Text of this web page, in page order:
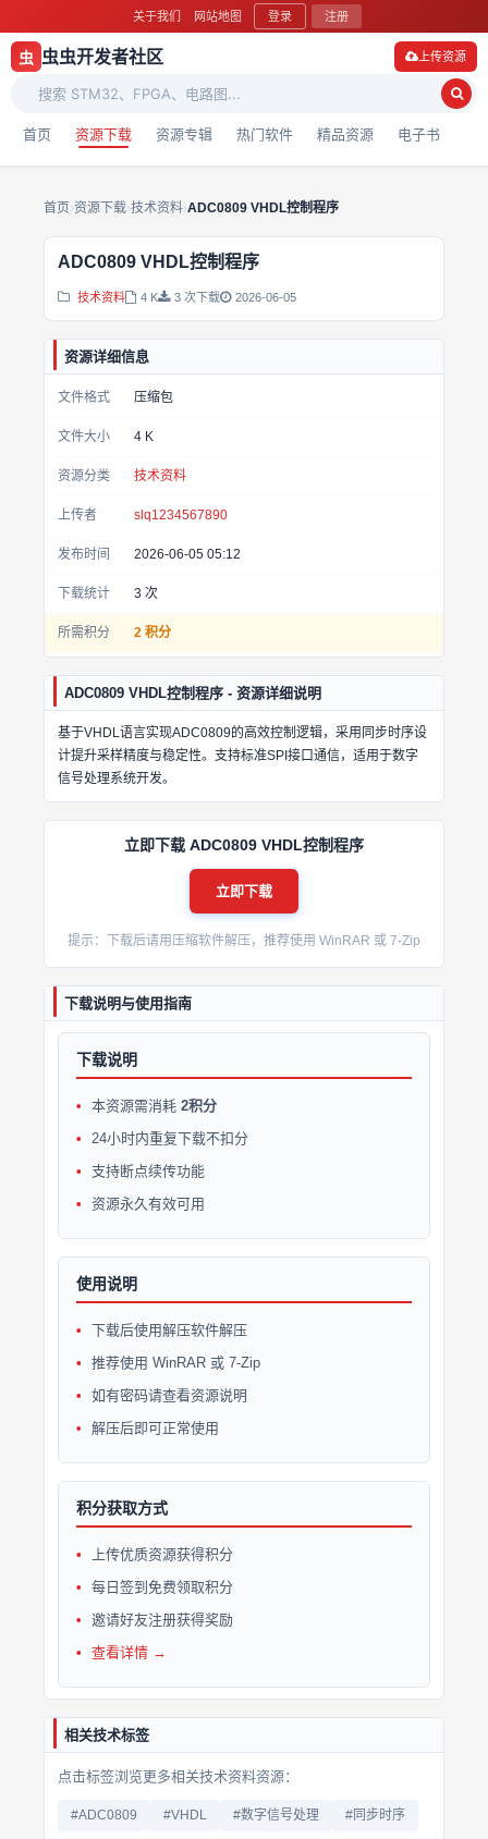
关于我们 网站地图 登录 注册
虫 虫虫开发者社区
首页 资源下载 资源专辑 热门软件 精品资源 电子书
上传资源
首页›资源下载›技术资料›ADC0809 VHDL控制程序
ADC0809 VHDL控制程序
技术资料 4 K 3 次下载 2026-06-05
资源详细信息
文件格式 压缩包
文件大小 4 K
资源分类 技术资料
上传者 slq1234567890
发布时间 2026-06-05 05:12
下载统计 3 次
所需积分 2 积分
ADC0809 VHDL控制程序 - 资源详细说明
基于VHDL语言实现ADC0809的高效控制逻辑，采用同步时序设
计提升采样精度与稳定性。支持标准SPI接口通信，适用于数字
信号处理系统开发。
立即下载 ADC0809 VHDL控制程序
立即下载
提示：下载后请用压缩软件解压，推荐使用 WinRAR 或 7-Zip
下载说明与使用指南
下载说明
本资源需消耗 2积分
24小时内重复下载不扣分
支持断点续传功能
资源永久有效可用
使用说明
下载后使用解压软件解压
推荐使用 WinRAR 或 7-Zip
如有密码请查看资源说明
解压后即可正常使用
积分获取方式
上传优质资源获得积分
每日签到免费领取积分
邀请好友注册获得奖励
查看详情 →
相关技术标签
点击标签浏览更多相关技术资料资源：
#ADC0809 #VHDL #数字信号处理 #同步时序